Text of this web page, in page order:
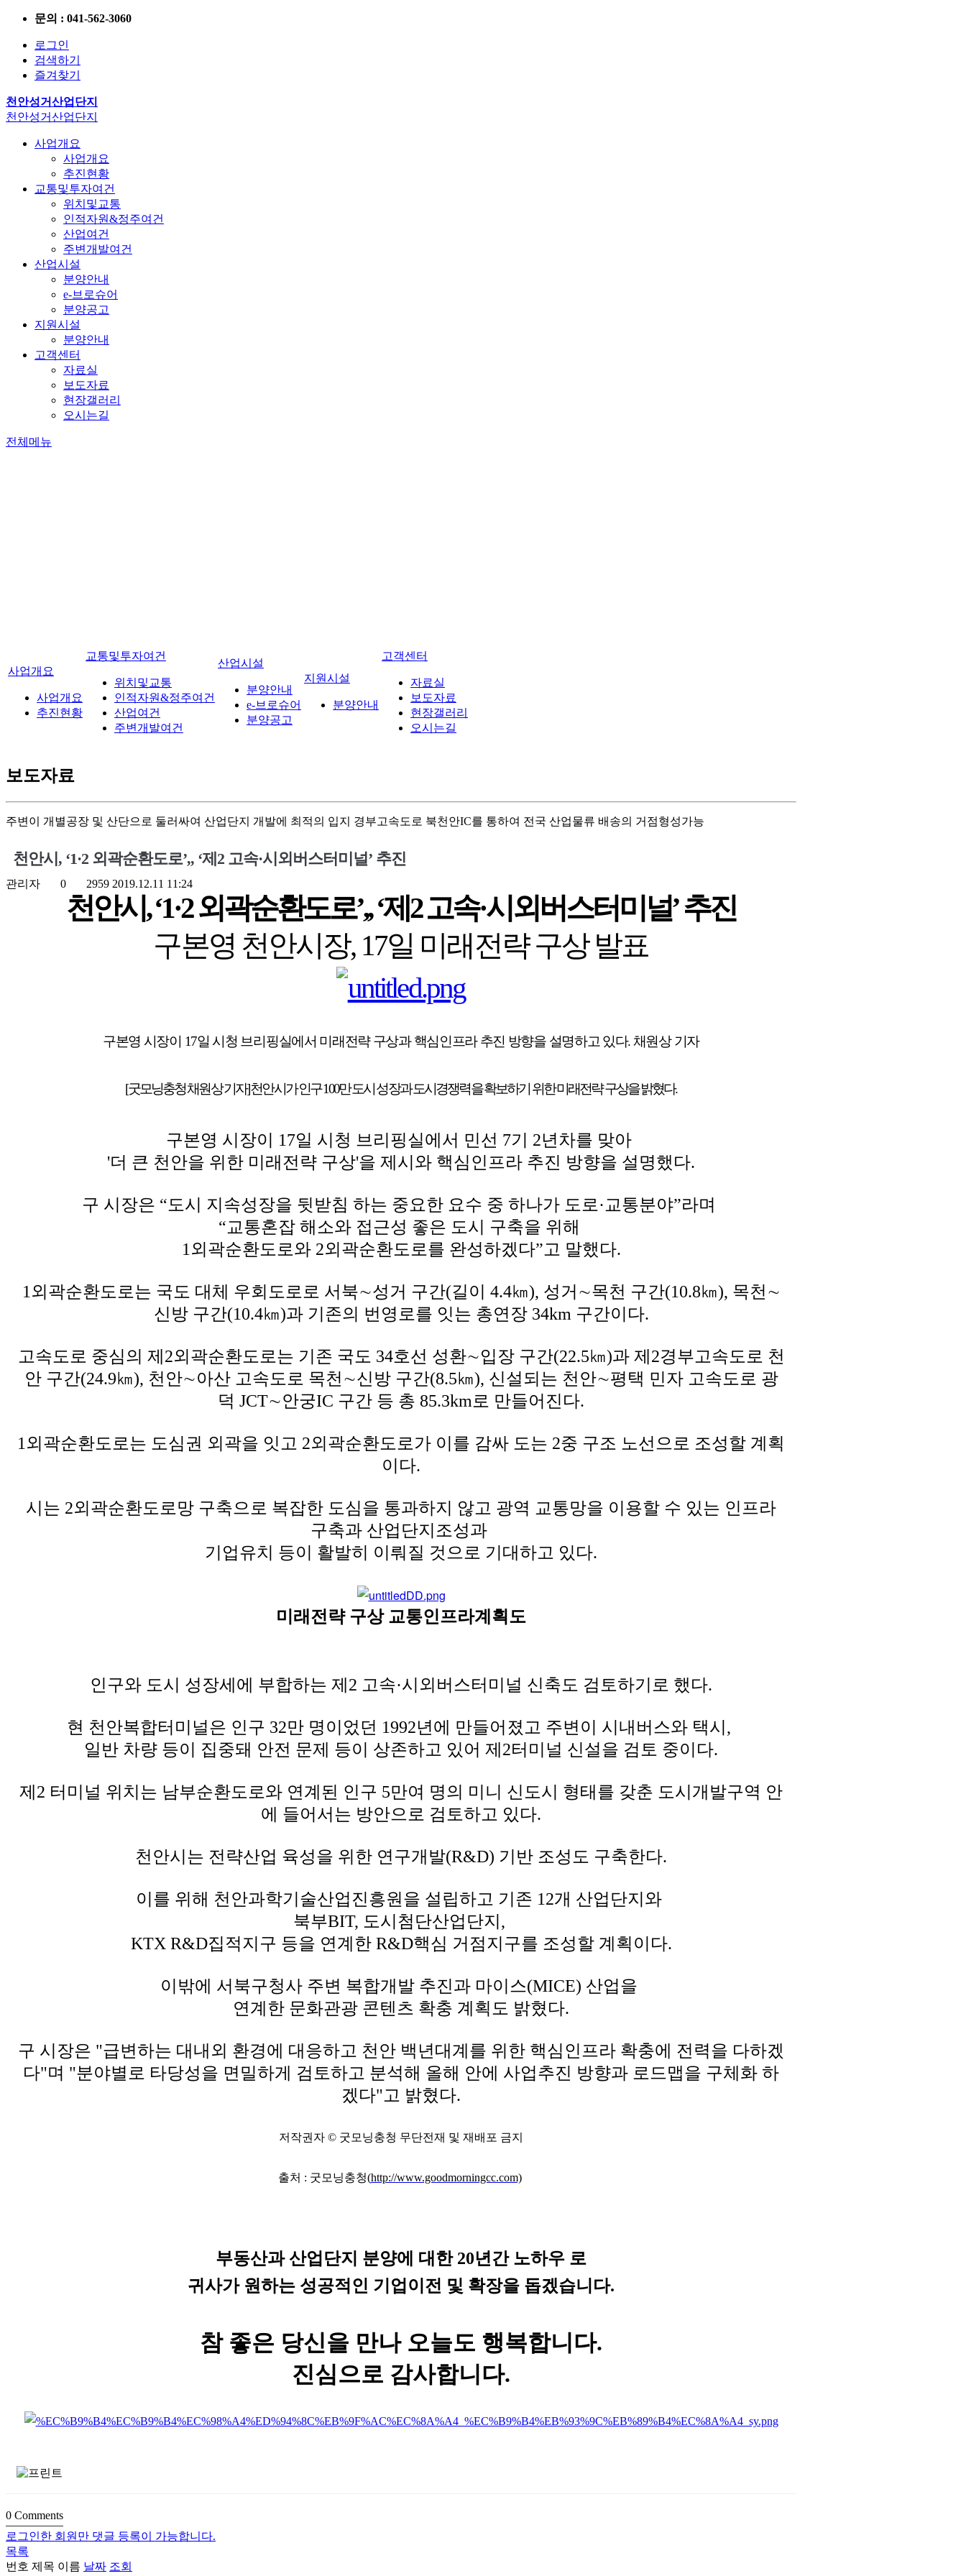
문의 : 041-562-3060
로그인
검색하기
즐겨찾기
천안성거산업단지
천안성거산업단지
사업개요
사업개요
추진현황
교통및투자여건
위치및교통
인적자원&정주여건
산업여건
주변개발여건
산업시설
분양안내
e-브로슈어
분양공고
지원시설
분양안내
고객센터
자료실
보도자료
현장갤러리
오시는길
전체메뉴
사업개요
사업개요
추진현황
교통및투자여건
위치및교통
인적자원&정주여건
산업여건
주변개발여건
산업시설
분양안내
e-브로슈어
분양공고
지원시설
분양안내
고객센터
자료실
보도자료
현장갤러리
오시는길
보도자료
주변이 개별공장 및 산단으로 둘러싸여 산업단지 개발에 최적의 입지 경부고속도로 북천안IC를 통하여 전국 산업물류 배송의 거점형성가능
천안시, ‘1·2 외곽순환도로’,, ‘제2 고속·시외버스터미널’ 추진
관리자 0 2959 2019.12.11 11:24
천안시, ‘1·2 외곽순환도로’,, ‘제2 고속·시외버스터미널’ 추진
구본영 천안시장, 17일 미래전략 구상 발표
구본영 시장이 17일 시청 브리핑실에서 미래전략 구상과 핵심인프라 추진 방향을 설명하고 있다. 채원상 기자
[굿모닝충청 채원상 기자] 천안시가 인구 100만 도시 성장과 도시경쟁력을 확보하기 위한 미래전략 구상을 밝혔다.
구본영 시장이 17일 시청 브리핑실에서 민선 7기 2년차를 맞아
'더 큰 천안을 위한 미래전략 구상'을 제시와 핵심인프라 추진 방향을 설명했다.
구 시장은 “도시 지속성장을 뒷받침 하는 중요한 요수 중 하나가 도로·교통분야”라며
“교통혼잡 해소와 접근성 좋은 도시 구축을 위해
1외곽순환도로와 2외곽순환도로를 완성하겠다”고 말했다.
1외곽순환도로는 국도 대체 우회도로로 서북∼성거 구간(길이 4.4㎞), 성거∼목천 구간(10.8㎞), 목천∼
신방 구간(10.4㎞)과 기존의 번영로를 잇는 총연장 34km 구간이다.
고속도로 중심의 제2외곽순환도로는 기존 국도 34호선 성환∼입장 구간(22.5㎞)과 제2경부고속도로 천
안 구간(24.9㎞), 천안∼아산 고속도로 목천∼신방 구간(8.5㎞), 신설되는 천안∼평택 민자 고속도로 광
덕 JCT∼안궁IC 구간 등 총 85.3km로 만들어진다.
1외곽순환도로는 도심권 외곽을 잇고 2외곽순환도로가 이를 감싸 도는 2중 구조 노선으로 조성할 계획
이다.
시는 2외곽순환도로망 구축으로 복잡한 도심을 통과하지 않고 광역 교통망을 이용할 수 있는 인프라
구축과 산업단지조성과
기업유치 등이 활발히 이뤄질 것으로 기대하고 있다.
미래전략 구상 교통인프라계획도
인구와 도시 성장세에 부합하는 제2 고속·시외버스터미널 신축도 검토하기로 했다.
현 천안복합터미널은 인구 32만 명이었던 1992년에 만들어졌고 주변이 시내버스와 택시,
일반 차량 등이 집중돼 안전 문제 등이 상존하고 있어 제2터미널 신설을 검토 중이다.
제2 터미널 위치는 남부순환도로와 연계된 인구 5만여 명의 미니 신도시 형태를 갖춘 도시개발구역 안
에 들어서는 방안으로 검토하고 있다.
천안시는 전략산업 육성을 위한 연구개발(R&D) 기반 조성도 구축한다.
이를 위해 천안과학기술산업진흥원을 설립하고 기존 12개 산업단지와
북부BIT, 도시첨단산업단지,
KTX R&D집적지구 등을 연계한 R&D핵심 거점지구를 조성할 계획이다.
이밖에 서북구청사 주변 복합개발 추진과 마이스(MICE) 산업을
연계한 문화관광 콘텐츠 확충 계획도 밝혔다.
구 시장은 "급변하는 대내외 환경에 대응하고 천안 백년대계를 위한 핵심인프라 확충에 전력을 다하겠
다"며 "분야별로 타당성을 면밀하게 검토하고 분석해 올해 안에 사업추진 방향과 로드맵을 구체화 하
겠다"고 밝혔다.
저작권자 © 굿모닝충청 무단전재 및 재배포 금지
출처 : 굿모닝충청(http://www.goodmorningcc.com)
부동산과 산업단지 분양에 대한 20년간 노하우 로
귀사가 원하는 성공적인 기업이전 및 확장을 돕겠습니다.
참 좋은 당신을 만나 오늘도 행복합니다.
진심으로 감사합니다.
0 Comments
로그인한 회원만 댓글 등록이 가능합니다.
목록
번호 제목 이름 날짜 조회